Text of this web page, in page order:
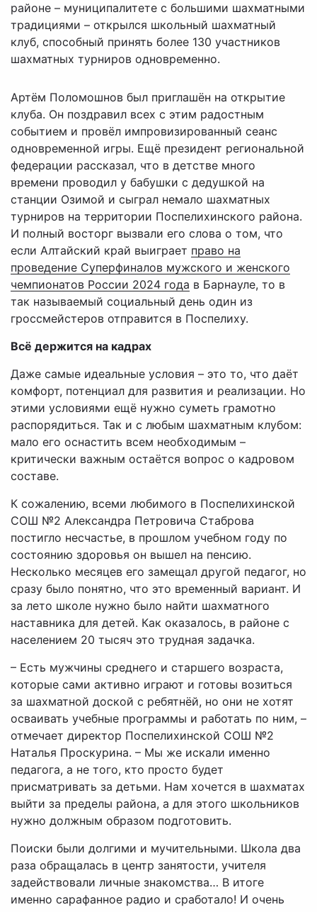
районе – муниципалитете с большими шахматными
традициями – открылся школьный шахматный
клуб, способный принять более 130 участников
шахматных турниров одновременно.
Артём Поломошнов был приглашён на открытие
клуба. Он поздравил всех с этим радостным
событием и провёл импровизированный сеанс
одновременной игры. Ещё президент региональной
федерации рассказал, что в детстве много
времени проводил у бабушки с дедушкой на
станции Озимой и сыграл немало шахматных
турниров на территории Поспелихинского района.
И полный восторг вызвали его слова о том, что
если Алтайский край выиграет право на
проведение Суперфиналов мужского и женского
чемпионатов России 2024 года в Барнауле, то в
так называемый социальный день один из
гроссмейстеров отправится в Поспелиху.
Всё держится на кадрах
Даже самые идеальные условия – это то, что даёт
комфорт, потенциал для развития и реализации. Но
этими условиями ещё нужно суметь грамотно
распорядиться. Так и с любым шахматным клубом:
мало его оснастить всем необходимым –
критически важным остаётся вопрос о кадровом
составе.
К сожалению, всеми любимого в Поспелихинской
СОШ №2 Александра Петровича Стаброва
постигло несчастье, в прошлом учебном году по
состоянию здоровья он вышел на пенсию.
Несколько месяцев его замещал другой педагог, но
сразу было понятно, что это временный вариант. И
за лето школе нужно было найти шахматного
наставника для детей. Как оказалось, в районе с
населением 20 тысяч это трудная задачка.
– Есть мужчины среднего и старшего возраста,
которые сами активно играют и готовы возиться
за шахматной доской с ребятнёй, но они не хотят
осваивать учебные программы и работать по ним, –
отмечает директор Поспелихинской СОШ №2
Наталья Проскурина. – Мы же искали именно
педагога, а не того, кто просто будет
присматривать за детьми. Нам хочется в шахматах
выйти за пределы района, а для этого школьников
нужно должным образом подготовить.
Поиски были долгими и мучительными. Школа два
раза обращалась в центр занятости, учителя
задействовали личные знакомства… В итоге
именно сарафанное радио и сработало! И очень